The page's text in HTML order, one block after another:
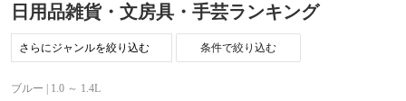
日用品雑貨・文房具・手芸ランキング
条件で絞り込む
ブルー | 1.0 ～ 1.4L